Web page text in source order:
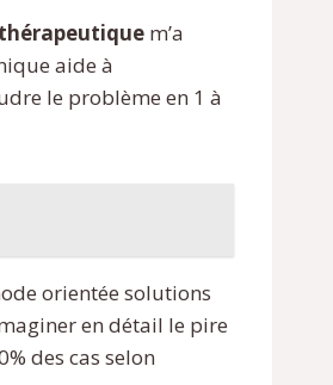
thérapeutique m’a
aide à
le problème en 1 à
orientée solutions
en détail le pire
des cas selon